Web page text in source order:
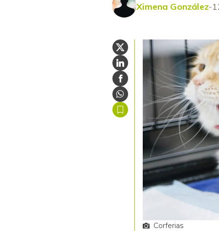
Ximena González
Corferias